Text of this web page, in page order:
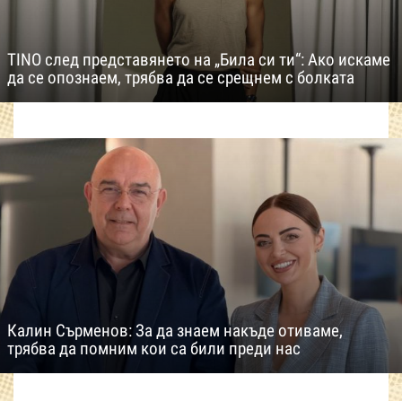
TINO след представянето на „Била си ти“: Ако искаме
да се опознаем, трябва да се срещнем с болката
Калин Сърменов: За да знаем накъде отиваме,
трябва да помним кои са били преди нас